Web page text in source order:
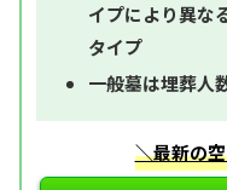
イプにより異な
タイプ
一般墓は埋葬人
＼最新の